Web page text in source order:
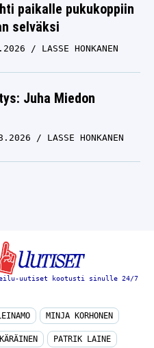
paikalle pukukoppiin
selväksi
LASSE HONKANEN
Juha Miedon
LASSE HONKANEN
uutiset kootusti sinulle 24/7
MINJA KORHONEN
PATRIK LAINE